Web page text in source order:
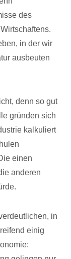
des
in der wir
ausbeuten
denn so gut
gründen sich
kalkuliert
einen
anderen
in
einig